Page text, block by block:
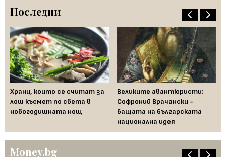
Последни
Храни, които се считат за
лош късмет по света в
новогодишната нощ
Великите авантюристи:
Софроний Врачански -
бащата на българската
национална идея
Money.bg